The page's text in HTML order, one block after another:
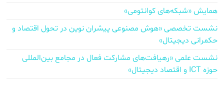
همایش «شبکه‌های کوانتومی»
نشست تخصصی «هوش مصنوعی پیشران نوین در تحول اقتصاد و
حکمرانی دیجیتال»
نشست علمی «رهیافت‌های مشارکت فعال در مجامع بین‌المللی
حوزه ICT و اقتصاد دیجیتال»